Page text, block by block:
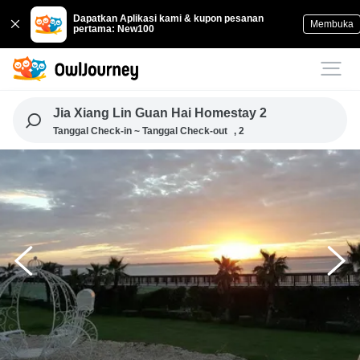
Dapatkan Aplikasi kami & kupon pesanan
pertama: New100
Membuka
Jia Xiang Lin Guan Hai Homestay 2
Tanggal Check-in ~ Tanggal Check-out , 2